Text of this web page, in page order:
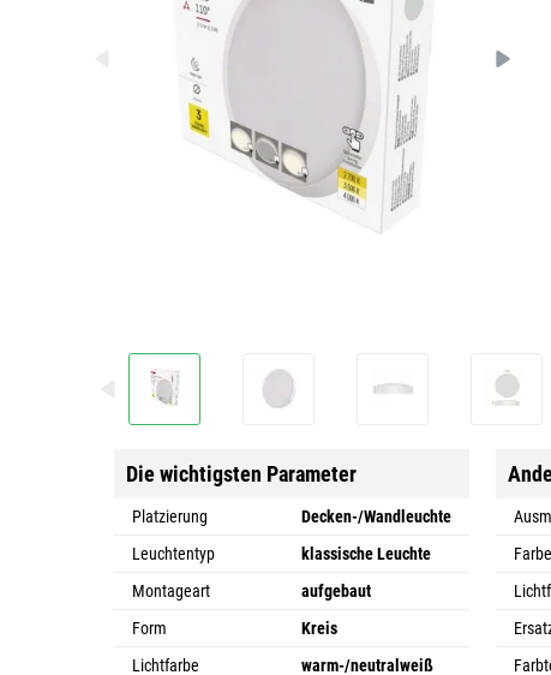
Die wichtigsten Parameter
Platzierung
Decken-/Wandleuchte
Leuchtentyp
klassische Leuchte
Montageart
aufgebaut
Form
Kreis
Lichtfarbe
warm-/neutralweiß